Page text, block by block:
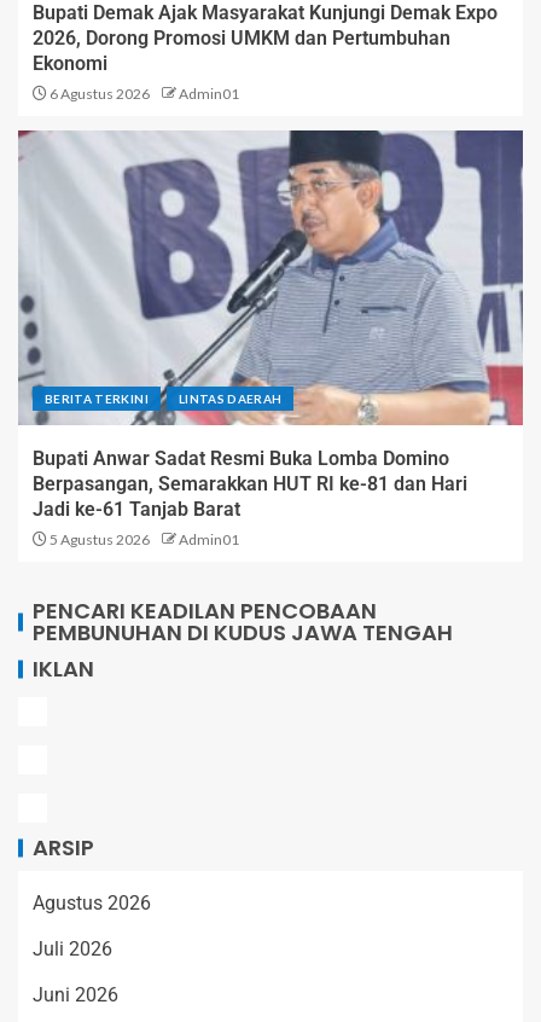
Bupati Demak Ajak Masyarakat Kunjungi Demak Expo
2026, Dorong Promosi UMKM dan Pertumbuhan
Ekonomi
6 Agustus 2026 Admin01
BERITA TERKINI LINTAS DAERAH
Bupati Anwar Sadat Resmi Buka Lomba Domino
Berpasangan, Semarakkan HUT RI ke-81 dan Hari
Jadi ke-61 Tanjab Barat
5 Agustus 2026 Admin01
PENCARI KEADILAN PENCOBAAN
PEMBUNUHAN DI KUDUS JAWA TENGAH
IKLAN
ARSIP
Agustus 2026
Juli 2026
Juni 2026